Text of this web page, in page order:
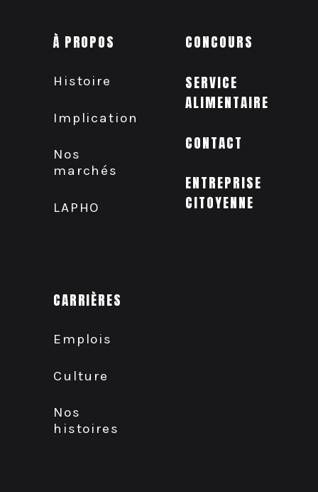
À PROPOS
Histoire
Implication
Nos
marchés
LAPHO
CARRIÈRES
Emplois
Culture
Nos
histoires
CONCOURS
SERVICE
ALIMENTAIRE
CONTACT
ENTREPRISE
CITOYENNE